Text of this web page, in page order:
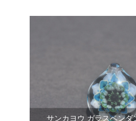
サンカヨウ ガラスペンダ